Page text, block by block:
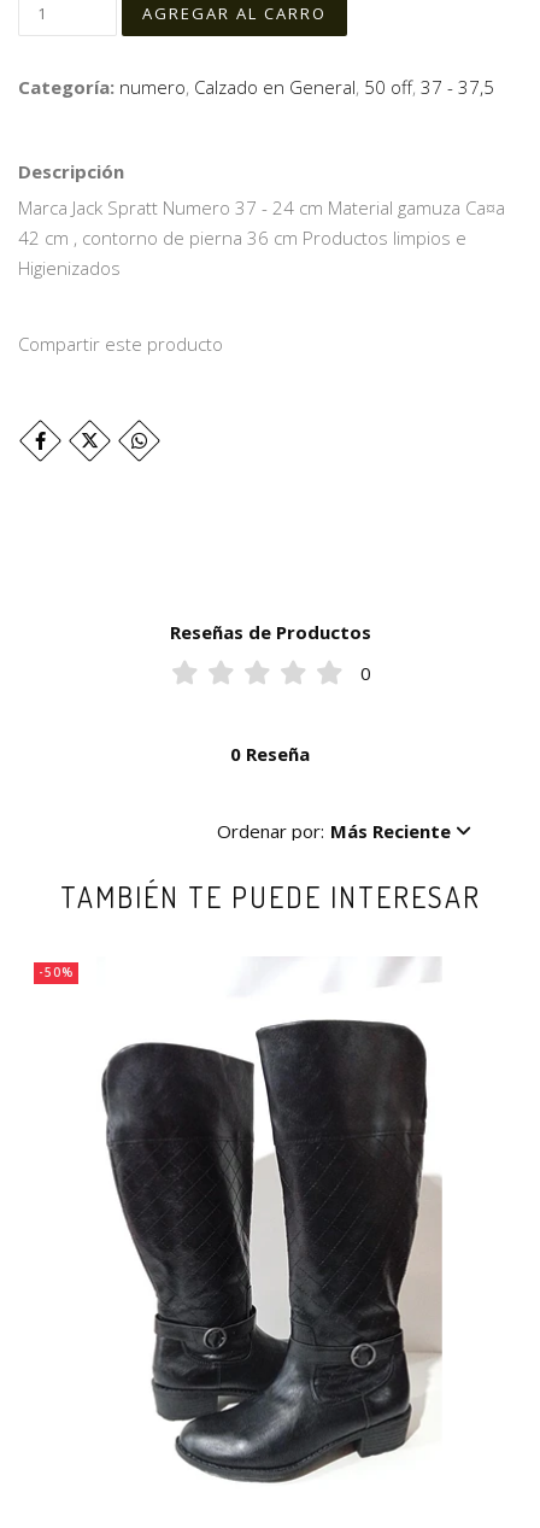
Categoría: numero, Calzado en General, 50 off, 37 - 37,5
Descripción
Marca Jack Spratt Numero 37 - 24 cm Material gamuza Ca¤a
42 cm , contorno de pierna 36 cm Productos limpios e
Higienizados
Compartir este producto
Reseñas de Productos
0
0 Reseña
Ordenar por: Más Reciente
TAMBIÉN TE PUEDE INTERESAR
-50%